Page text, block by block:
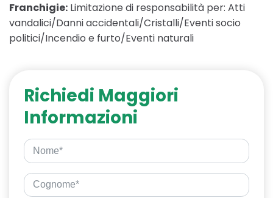
Franchigie: Limitazione di responsabilità per: Atti
vandalici/Danni accidentali/Cristalli/Eventi socio
politici/Incendio e furto/Eventi naturali
Richiedi Maggiori
Informazioni